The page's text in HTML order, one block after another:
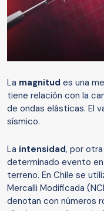
La magnitud es una
tiene relación con la
de ondas elásticas. El
sísmico.
La intensidad, por
determinado evento
terreno. En Chile se
Mercalli Modificada
denotan con números